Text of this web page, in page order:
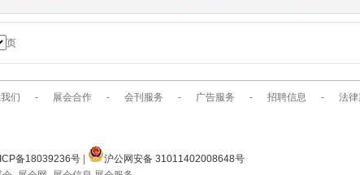
页
们 - 展会合作 - 会刊服务 - 广告服务 - 招聘信息 - 法律
备18039236号
沪公网安备 31011402008648号